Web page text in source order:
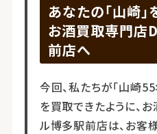
あなたの「山崎」
お酒買取専門店
前店へ
今回、私たちが「山崎
を買取できたように、
ル博多駅前店は、お客